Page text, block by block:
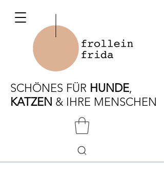
SCHÖNES FÜR HUNDE,
KATZEN & IHRE MENSCHEN